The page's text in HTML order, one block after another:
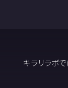
キラリラボ